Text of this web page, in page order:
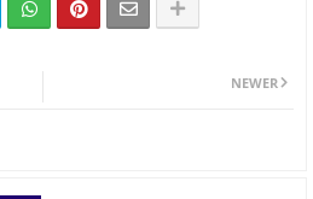
NEWER